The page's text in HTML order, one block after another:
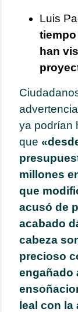
Luis
han
ya podrían
que
millones
que
acusó de
acabado
cabeza
precioso
engañado
leal con